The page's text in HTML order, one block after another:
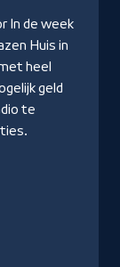
In de week
Huis in
heel
geld
te